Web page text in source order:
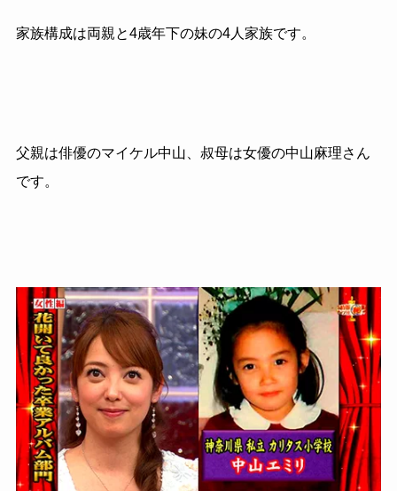
家族構成は両親と4歳年下の妹の4人家族です。
父親は俳優のマイケル中山、叔母は女優の中山麻理さん
です。